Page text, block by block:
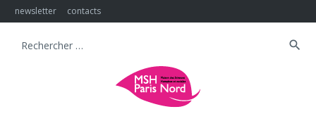
Skip
to
newsletter contacts
Search
search